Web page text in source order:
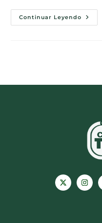
Continuar Leyendo